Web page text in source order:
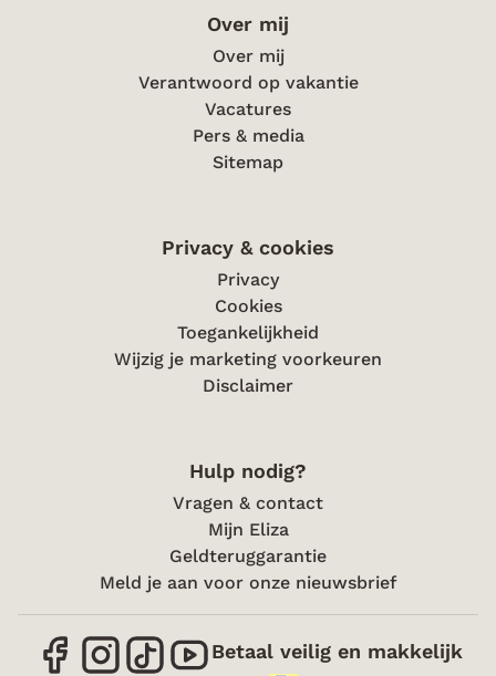
Over mij
Over mij
Verantwoord op vakantie
Vacatures
Pers & media
Sitemap
Privacy & cookies
Privacy
Cookies
Toegankelijkheid
Wijzig je marketing voorkeuren
Disclaimer
Hulp nodig?
Vragen & contact
Mijn Eliza
Geldteruggarantie
Meld je aan voor onze nieuwsbrief
Betaal veilig en makkelijk